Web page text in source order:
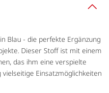
Blau - die perfekte Ergänzung
Dieser Stoff ist mit einem
das ihm eine verspielte
Einsatzmöglichkeiten